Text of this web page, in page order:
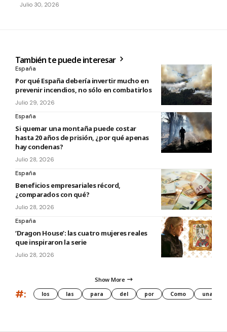
Julio 30, 2026
También te puede interesar
España
Por qué España debería invertir mucho en
prevenir incendios, no sólo en combatirlos
Julio 29, 2026
España
Si quemar una montaña puede costar
hasta 20 años de prisión, ¿por qué apenas
hay condenas?
Julio 28, 2026
España
Beneficios empresariales récord,
¿comparados con qué?
Julio 28, 2026
España
‘Dragon House’: las cuatro mujeres reales
que inspiraron la serie
Julio 28, 2026
Show More
#: los las para del por Como una